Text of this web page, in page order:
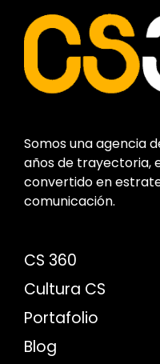
Somos una agencia
años de trayectoria,
convertido en
comunicación.
CS 360
Cultura CS
Portafolio
Blog